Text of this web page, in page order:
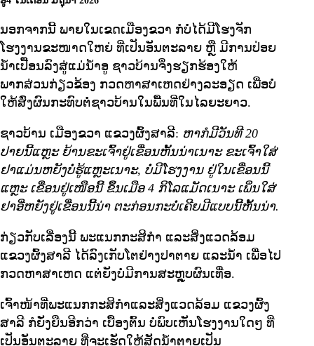
ນອກຈາກນີ້ ພາຍໃນເຂດເມືອງຂວາ ກໍບໍ່ໄດ້ມີໂຮງຈັກ
ໂຮງງານຂະໜາດໃຫຍ່ ທີ່ເປັນອັນຕະລາຍ ຫຼື ມີການປ່ອຍ
ນ້ຳເປື້ອນລົງສູ່ແມ່ນ້ຳອູ ຊາວບ້ານຈຶ່ງຮຽກຮ້ອງໃຫ້
ພາກສ່ວນກ່ຽວຂ້ອງ ກວດຫາສາເຫດຢ່າງລະອຽດ ເພື່ອບໍ່
ໃຫ້ສົ່ງຜົນກະທົບຕໍ່ຊາວບ້ານໃນພື້ນທີ່ໃນໄລຍະຍາວ.
ຊາວບ້ານ ເມືອງຂວາ ແຂວງຜົ້ງສາລີ: ຫາກໍມີວັນທີ 20
ປາຍນີ້ແຫຼະ ຍ້ານຂະເຈົ້າຢູ່ເຂື່ອນຫັ້ນນ່າເນາະ ຂະເຈົ້າໃສ່
ຢາແມ່ນຫຍັງບໍ່ຮູ້ແຫຼະເນາະ, ບໍ່ມີໂຮງງານ ຢູ່ໃນເຂື່ອນນີ້
ແຫຼະ ເຂື່ອນຢູ່ເໜືອນີ້ ຂຶ້ນເມືອ 4 ກິໂລແມັດເນາະ ເພິ່ນໃສ່
ຢາອີ່ຫຍັງຢູ່ເຂື່ອນນີ້ນ່າ ຕະກ່ອນກະບໍ່ເຄີຍມີແບບນີ້ຫັ້ນນ່າ.
ກ່ຽວກັບເລື່ອງນີ້ ພະແນກກະສິກຳ ແລະສິ່ງແວດລ້ອມ
ແຂວງຜົ້ງສາລີ ໄດ້ລົງເກັບໂຕຢ່າງປາຕາຍ ແລະນ້ຳ ເພື່ອໄປ
ກວດຫາສາເຫດ ແຕ່ຍັງບໍ່ມີການສະຫຼຸບຜົນເທື່ອ.
ເຈົ້າໜ້າທີ່ພະແນກກະສິກຳແລະສິ່ງແວດລ້ອມ ແຂວງຜົ້ງ
ສາລີ ກໍຍັ່ງຍືນອີກວ່າ ເບື້ອງຕົ້ນ ບໍ່ພົບເຫັນໂຮງງານໃດໆ ທີ່
ເປັນອັນຕະລາຍ ທີ່ຈະເຮັດໃຫ້ສັດນ້ຳຕາຍເປັນ